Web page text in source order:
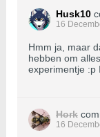
Husk10
16
Hmm ja, maar
hebben om
experimentje :p
Hork
16